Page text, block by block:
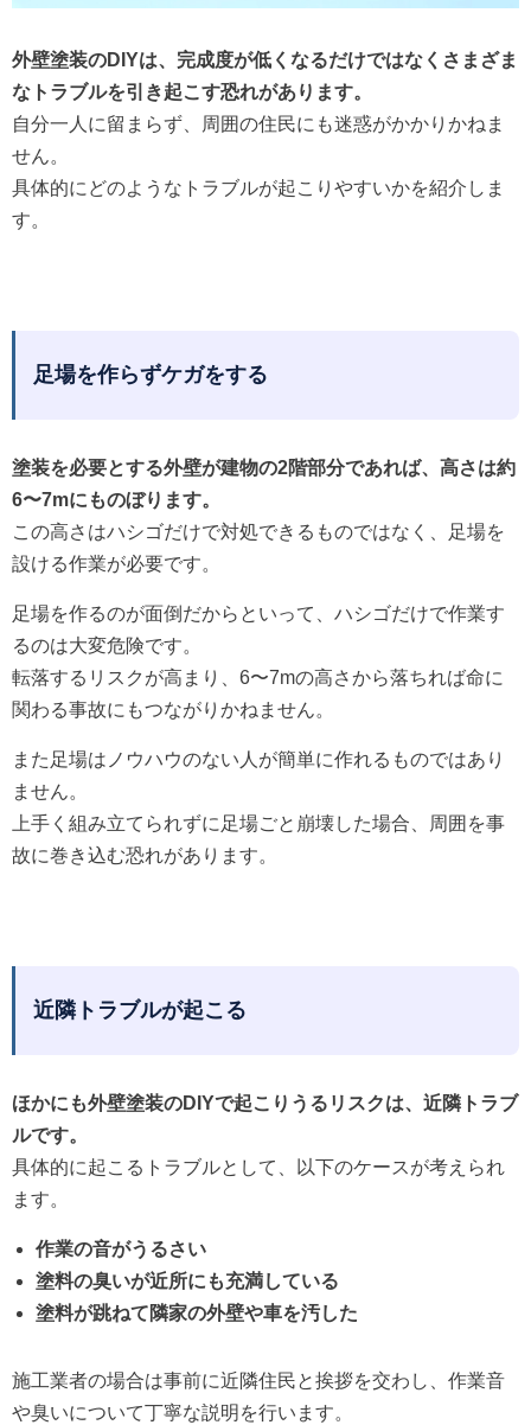
外壁塗装のDIYは、完成度が低くなるだけではなくさまざま
なトラブルを引き起こす恐れがあります。
自分一人に留まらず、周囲の住民にも迷惑がかかりかねま
せん。
具体的にどのようなトラブルが起こりやすいかを紹介しま
す。
足場を作らずケガをする
塗装を必要とする外壁が建物の2階部分であれば、高さは約
6〜7mにものぼります。
この高さはハシゴだけで対処できるものではなく、足場を
設ける作業が必要です。
足場を作るのが面倒だからといって、ハシゴだけで作業す
るのは大変危険です。
転落するリスクが高まり、6〜7mの高さから落ちれば命に
関わる事故にもつながりかねません。
また足場はノウハウのない人が簡単に作れるものではあり
ません。
上手く組み立てられずに足場ごと崩壊した場合、周囲を事
故に巻き込む恐れがあります。
近隣トラブルが起こる
ほかにも外壁塗装のDIYで起こりうるリスクは、近隣トラブ
ルです。
具体的に起こるトラブルとして、以下のケースが考えられ
ます。
作業の音がうるさい
塗料の臭いが近所にも充満している
塗料が跳ねて隣家の外壁や車を汚した
施工業者の場合は事前に近隣住民と挨拶を交わし、作業音
や臭いについて丁寧な説明を行います。